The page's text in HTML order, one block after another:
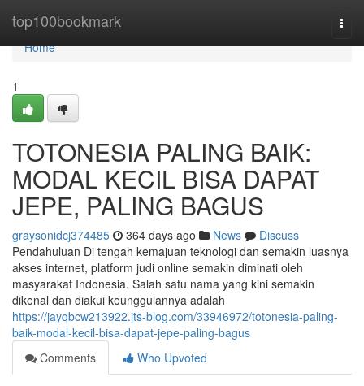
top100bookmark
Home
Home
1
TOTONESIA PALING BAIK:
MODAL KECIL BISA DAPAT
JEPE, PALING BAGUS
graysonidcj374485 364 days ago News
Discuss
Pendahuluan Di tengah kemajuan teknologi dan semakin luasnya
akses internet, platform judi online semakin diminati oleh
masyarakat Indonesia. Salah satu nama yang kini semakin
dikenal dan diakui keunggulannya adalah
https://jayqbcw213922.jts-blog.com/33946972/totonesia-paling-
baik-modal-kecil-bisa-dapat-jepe-paling-bagus
Comments
Who Upvoted